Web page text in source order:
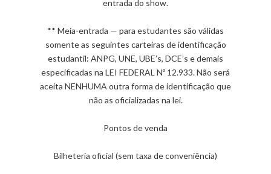
entrada do show.
** Meia-entrada — para estudantes são válidas
somente as seguintes carteiras de identificação
estudantil: ANPG, UNE, UBE’s, DCE’s e demais
especificadas na LEI FEDERAL Nº 12.933. Não será
aceita NENHUMA outra forma de identificação que
não as oficializadas na lei.
Pontos de venda
Bilheteria oficial (sem taxa de conveniência)